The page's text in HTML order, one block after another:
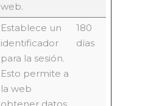
web.
Establece un
identificador
para la sesión.
Esto permite a
la web
180
días